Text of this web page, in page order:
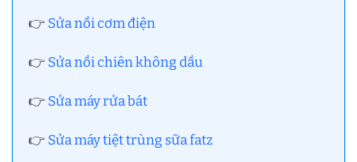
👉 Sửa nồi cơm điện
👉 Sửa nồi chiên không dầu
👉 Sửa máy rửa bát
👉 Sửa máy tiệt trùng sữa fatz